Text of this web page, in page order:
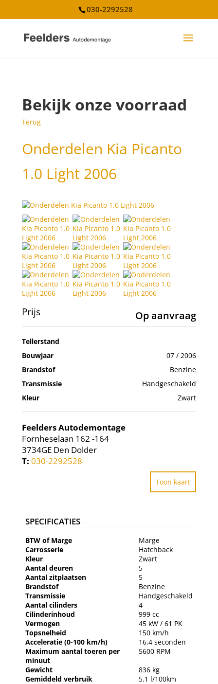
030-2292528
Bekijk onze voorraad
Terug
Onderdelen Kia Picanto
1.0 Light 2006
Prijs Op aanvraag
Tellerstand
Bouwjaar
07 / 2006
Brandstof
Benzine
Transmissie
Handgeschakeld
Kleur
Zwart
Feelders Autodemontage
Fornheselaan 162 -164
3734GE Den Dolder
T: 030-2292528
Toon kaart
SPECIFICATIES
BTW of Marge
Marge
Carrosserie
Hatchback
Kleur
Zwart
Aantal deuren
5
Aantal zitplaatsen
5
Brandstof
Benzine
Transmissie
Handgeschakeld
Aantal cilinders
4
Cilinderinhoud
999 cc
Vermogen
45 kW / 61 PK
Topsnelheid
150 km/h
Acceleratie (0-100 km/h)
16.4 seconden
Maximum aantal toeren per
minuut
5600 RPM
Gewicht
836 kg
Gemiddeld verbruik
5.1 l/100km